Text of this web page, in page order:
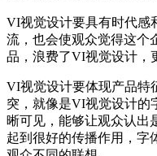
VI视觉设计要具有时代感
流，也会使观众觉得这个
品，浪费了VI视觉设计，
VI视觉设计要体现产品特
突，就像是VI视觉设计的
晰可见，能够让观众认出
起到很好的传播作用，字